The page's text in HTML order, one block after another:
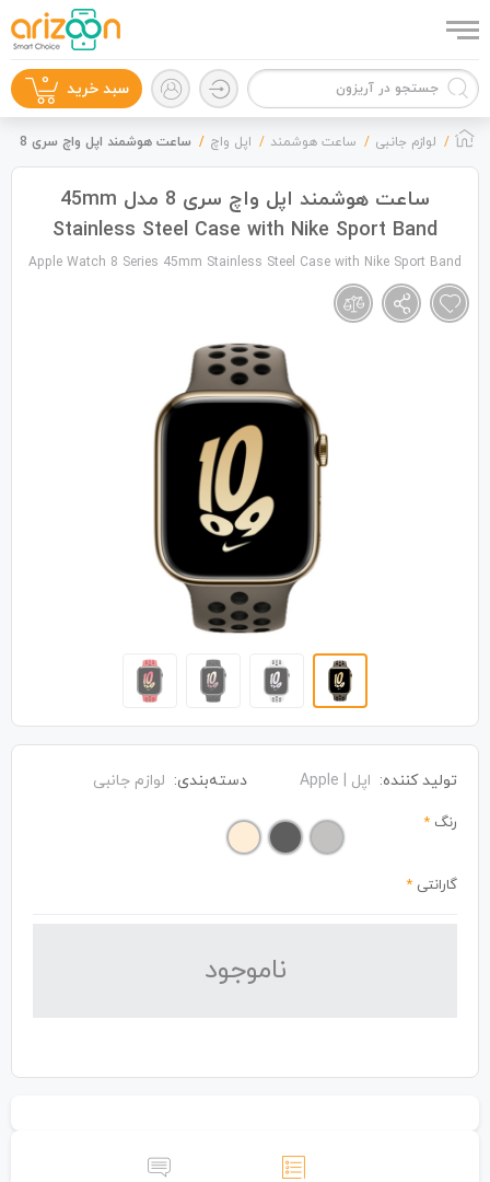
گوشی موبایل
سبد خرید 0
لوازم جانبی ساعت هوشمند اپل واچ ساعت هوشمند اپل واچ سری 8 مدل 45mm Stainless Steel Case with Nike Sport Band
ساعت هوشمند اپل واچ سری 8 مدل 45mm
Stainless Steel Case with Nike Sport Band
Apple Watch 8 Series 45mm Stainless Steel Case with Nike Sport Band
تولید کننده: اپل | Apple دسته‌بندی: لوازم جانبی
رنگ *
گارانتی *
نا‌موجود